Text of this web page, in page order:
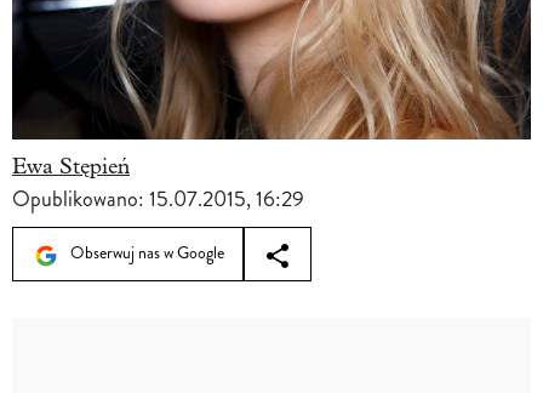
Ewa Stępień
Opublikowano:15.07.2015, 16:29
Obserwuj nas w Google